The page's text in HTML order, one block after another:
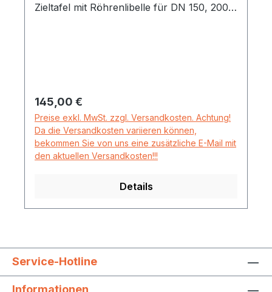
Zieltafel mit Röhrenlibelle für DN 150, 200
Regulärer Preis:
145,00 €
Preise exkl. MwSt. zzgl. Versandkosten. Achtung!
Da die Versandkosten variieren können,
bekommen Sie von uns eine zusätzliche E-Mail mit
den aktuellen Versandkosten!!!
Details
Service-Hotline
Informationen